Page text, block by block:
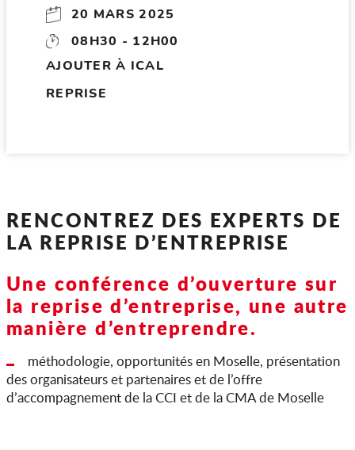
20 MARS 2025
08H30 - 12H00
AJOUTER À ICAL
REPRISE
RENCONTREZ DES EXPERTS DE
LA REPRISE D’ENTREPRISE
Une conférence d’ouverture sur
la reprise d’entreprise, une autre
manière d’entreprendre.
méthodologie, opportunités en Moselle, présentation
des organisateurs et partenaires et de l’offre
d’accompagnement de la CCI et de la CMA de Moselle